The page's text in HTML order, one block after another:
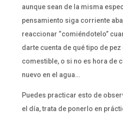
aunque sean de la misma
pensamiento siga corriente
reaccionar “comiéndotelo”
darte cuenta de qué tipo de pez
comestible, o si no es hora de
nuevo en el agua…
Puedes practicar esto de
el día, trata de ponerlo en